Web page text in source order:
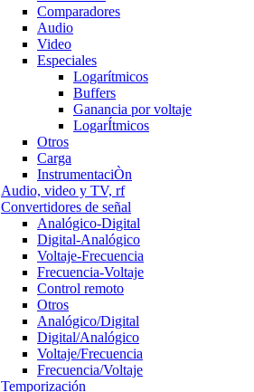
Comparadores
Audio
Video
Especiales
Logarítmicos
Buffers
Ganancia por voltaje
LogarÍtmicos
Otros
Carga
InstrumentaciÒn
Audio, video y TV, rf
Convertidores de señal
Analógico-Digital
Digital-Analógico
Voltaje-Frecuencia
Frecuencia-Voltaje
Control remoto
Otros
Analógico/Digital
Digital/Analógico
Voltaje/Frecuencia
Frecuencia/Voltaje
Temporización